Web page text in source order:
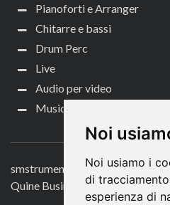
Noi
Noi usiamo i
di
esperienza di
Pianoforti e Arranger
Chitarre e bassi
Drum Perc
Live
Audio per video
Music Life
smstrumentimusicali.it
Quine Business Publisher